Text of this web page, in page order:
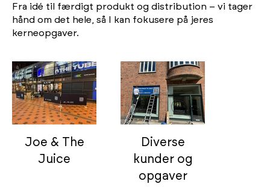
Fra idé til færdigt produkt og distribution – vi tager
hånd om det hele, så I kan fokusere på jeres
kerneopgaver.
Joe & The
Juice
Diverse
kunder og
opgaver